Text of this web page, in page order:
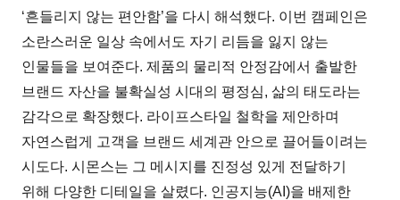
‘흔들리지 않는 편안함’을 다시 해석했다. 이번 캠페인은
소란스러운 일상 속에서도 자기 리듬을 잃지 않는
인물들을 보여준다. 제품의 물리적 안정감에서 출발한
브랜드 자산을 불확실성 시대의 평정심, 삶의 태도라는
감각으로 확장했다. 라이프스타일 철학을 제안하며
자연스럽게 고객을 브랜드 세계관 안으로 끌어들이려는
시도다. 시몬스는 그 메시지를 진정성 있게 전달하기
위해 다양한 디테일을 살렸다. 인공지능(AI)을 배제한